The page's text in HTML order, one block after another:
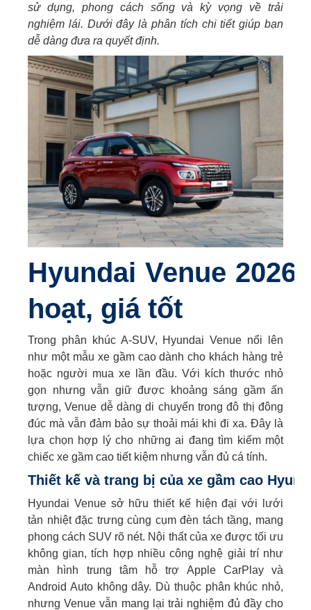
sử dụng, phong cách sống và kỳ vọng về trải
nghiệm lái. Dưới đây là phân tích chi tiết giúp bạn
dễ dàng đưa ra quyết định.
Hyundai Venue
hoạt, giá tốt
Trong phân khúc A-SUV, Hyundai Venue nổi lên
như một mẫu xe gầm cao dành cho khách hàng trẻ
hoặc người mua xe lần đầu. Với kích thước nhỏ
gọn nhưng vẫn giữ được khoảng sáng gầm ấn
tượng, Venue dễ dàng di chuyển trong đô thị đông
đúc mà vẫn đảm bảo sự thoải mái khi đi xa. Đây là
lựa chọn hợp lý cho những ai đang tìm kiếm một
chiếc xe gầm cao tiết kiệm nhưng vẫn đủ cá tính.
Thiết kế và trang bị của xe gầm cao
Hyundai Venue sở hữu thiết kế hiện đại với lưới
tản nhiệt đặc trưng cùng cụm đèn tách tầng, mang
phong cách SUV rõ nét. Nội thất của xe được tối ưu
không gian, tích hợp nhiều công nghệ giải trí như
màn hình trung tâm hỗ trợ Apple CarPlay và
Android Auto không dây. Dù thuộc phân khúc nhỏ,
nhưng Venue vẫn mang lại trải nghiệm đủ đầy cho